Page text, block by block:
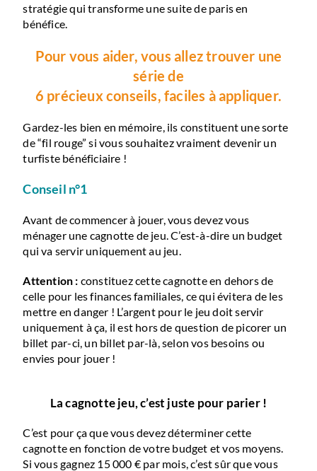
stratégie qui transforme une suite de paris en
bénéfice.
Pour vous aider, vous allez trouver une
série de
6 précieux conseils, faciles à appliquer.
Gardez-les bien en mémoire, ils constituent une sorte
de “fil rouge” si vous souhaitez vraiment devenir un
turfiste bénéficiaire !
Conseil n°1
Avant de commencer à jouer, vous devez vous
ménager une cagnotte de jeu. C’est-à-dire un budget
qui va servir uniquement au jeu.
Attention : constituez cette cagnotte en dehors de
celle pour les finances familiales, ce qui évitera de les
mettre en danger ! L’argent pour le jeu doit servir
uniquement à ça, il est hors de question de picorer un
billet par-ci, un billet par-là, selon vos besoins ou
envies pour jouer !
La cagnotte jeu, c’est juste pour parier !
C’est pour ça que vous devez déterminer cette
cagnotte en fonction de votre budget et vos moyens.
Si vous gagnez 15 000 € par mois, c’est sûr que vous